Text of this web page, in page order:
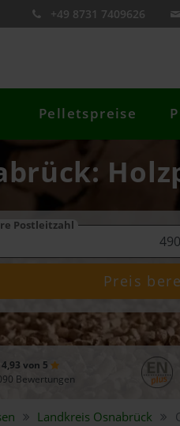
+49 8731 7409626
Pelletspreise
Postleitzahl
Preis
4,93 von 5
Bewertungen
Landkreis Osnabrück